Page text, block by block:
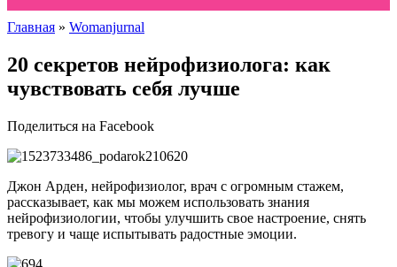
Главная » Womanjurnal
20 секретов нейрофизиолога: как
чувствовать себя лучше
Поделиться на Facebook
Джон Арден, нейрофизиолог, врач с огромным стажем,
рассказывает, как мы можем использовать знания
нейрофизиологии, чтобы улучшить свое настроение, снять
тревогу и чаще испытывать радостные эмоции.